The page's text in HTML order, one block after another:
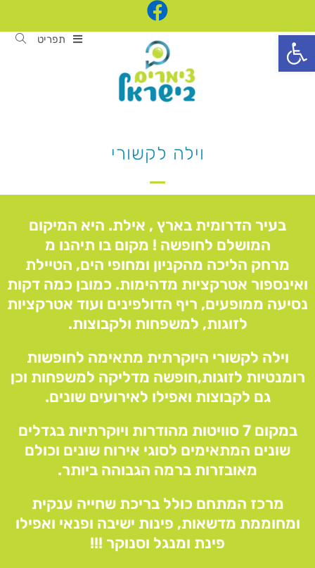
פתח סרגל נגישות תפריט
וילה לקשורי
בעיר הדרומית בארץ , אילת. היא המיקום
המושלם לחופשה ! מקום בו תיהנו מ
מרחק הליכה מהקניון ומחופי הים, הטיילת
ואינספור אטרקציות מדהימות. כמובן כמה דקות
נסיעה ממופעים, ריף הדולפינים ועוד אטרקציות
לזוגות, למשפחות ולקבוצות.
וילה לקשורי היוקרתית מתאימה לחופשות
רומנטיות לזוגות,חופשה מדליקה למשפחות וכן
גם לקבוצות ואפילו לאירועים שונים.
במקום 7 סוויטות מהודרות ויוקרתיות בגדלים
שונים המתאימים לסוגי אירוח שונים וכולם
מאובזרות ברמה הגבוהה ביותר.
מרכז המתחם כולל בריכת שחייה ענקית
ומחוממת מדשאות, פינות ישיבה ופנאי ואפילו
פינת ומנגל וסנוקר !!!